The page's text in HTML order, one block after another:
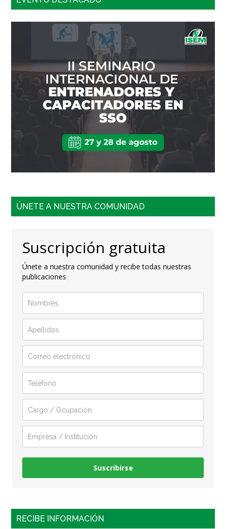
ÚNETE A NUESTRA COMUNIDAD
Suscripción gratuita
Únete a nuestra comunidad y recibe todas nuestras
publicaciones
Suscribirse
RECIBE INFORMACIÓN